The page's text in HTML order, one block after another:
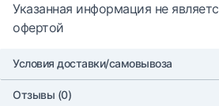
Указанная информация не
офертой
Условия доставки/самовывоза
Отзывы (0)